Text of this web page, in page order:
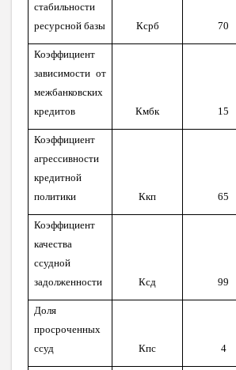
стабильности
ресурсной базы
Ксрб 70
Коэффициент
зависимости от
межбанковских
кредитов
Кмбк 15
Коэффициент
агрессивности
кредитной
политики
Ккп 65
Коэффициент
качества
ссудной
задолженности
Ксд 99
Доля
просроченных
ссуд
Кпс 4